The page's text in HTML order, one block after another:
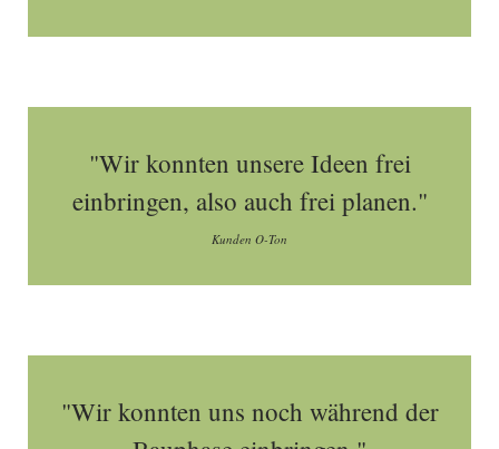
"Wir konnten unsere Ideen frei
einbringen, also auch frei planen."
Kunden O-Ton
"Wir konnten uns noch während der